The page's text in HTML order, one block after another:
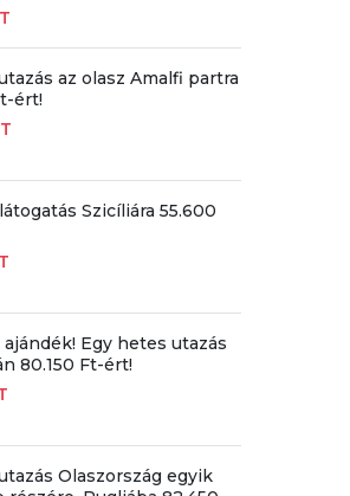
az olasz Amalfi partra
ért!
Szicíliára 55.600
Egy hetes utazás
80.150 Ft-ért!
Olaszország egyik